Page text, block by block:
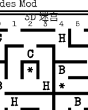
Mod
3D 迷宫
1 2 3 4 5
H
C
*
B
H *
H
B